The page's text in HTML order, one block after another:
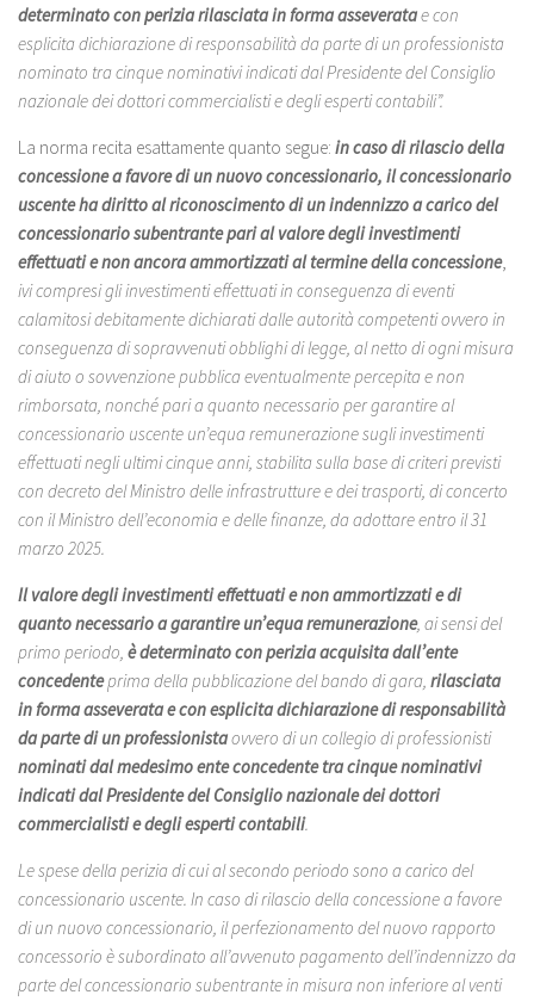
determinato con perizia rilasciata in forma asseveratae con
esplicita dichiarazione di responsabilità da parte di un professionista
nominato tra cinque nominativi indicati dal Presidente del Consiglio
nazionale dei dottori commercialisti e degli esperti contabili”.
La norma recita esattamente quanto segue: in caso di rilascio della
concessione a favore di un nuovo concessionario, il concessionario
uscente ha diritto al riconoscimento di un indennizzo a carico del
concessionario subentrante pari al valore degli investimenti
effettuati e non ancora ammortizzati al termine della concessione,
ivi compresi gli investimenti effettuati in conseguenza di eventi
calamitosi debitamente dichiarati dalle autorità competenti ovvero in
conseguenza di sopravvenuti obblighi di legge, al netto di ogni misura
di aiuto o sovvenzione pubblica eventualmente percepita e non
rimborsata, nonché pari a quanto necessario per garantire al
concessionario uscente un’equa remunerazione sugli investimenti
effettuati negli ultimi cinque anni, stabilita sulla base di criteri previsti
con decreto del Ministro delle infrastrutture e dei trasporti, di concerto
con il Ministro dell’economia e delle finanze, da adottare entro il 31
marzo 2025.
Il valore degli investimenti effettuati e non ammortizzati e di
quanto necessario a garantire un’equa remunerazione, ai sensi del
primo periodo, è determinato con perizia acquisita dall’ente
concedenteprima della pubblicazione del bando di gara, rilasciata
in forma asseverata e con esplicita dichiarazione di responsabilità
da parte di un professionistaovvero di un collegio di professionisti
nominati dal medesimo ente concedente tra cinque nominativi
indicati dal Presidente del Consiglio nazionale dei dottori
commercialisti e degli esperti contabili.
Le spese della perizia di cui al secondo periodo sono a carico del
concessionario uscente. In caso di rilascio della concessione a favore
di un nuovo concessionario, il perfezionamento del nuovo rapporto
concessorio è subordinato all’avvenuto pagamento dell’indennizzo da
parte del concessionario subentrante in misura non inferiore al venti